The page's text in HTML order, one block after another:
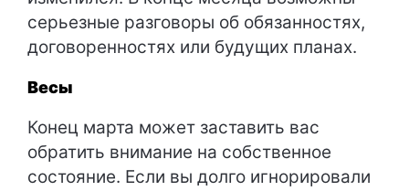
серьезные разговоры об обязанностях,
договоренностях или будущих планах.
Весы
Конец марта может заставить вас
обратить внимание на собственное
состояние. Если вы долго игнорировали